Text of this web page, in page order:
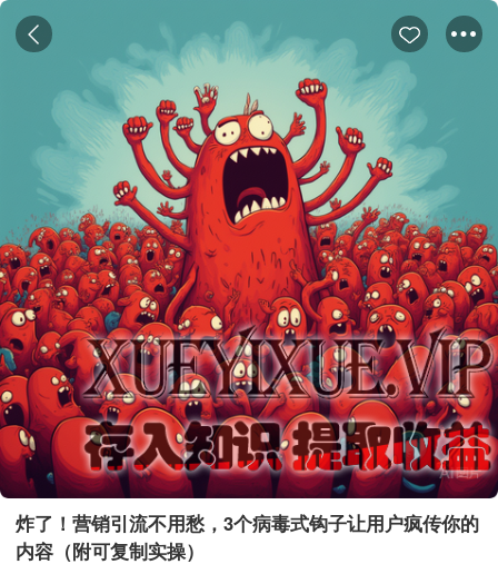
炸了！营销引流不用愁，3个病毒式钩子让用户疯传你的
内容（附可复制实操）